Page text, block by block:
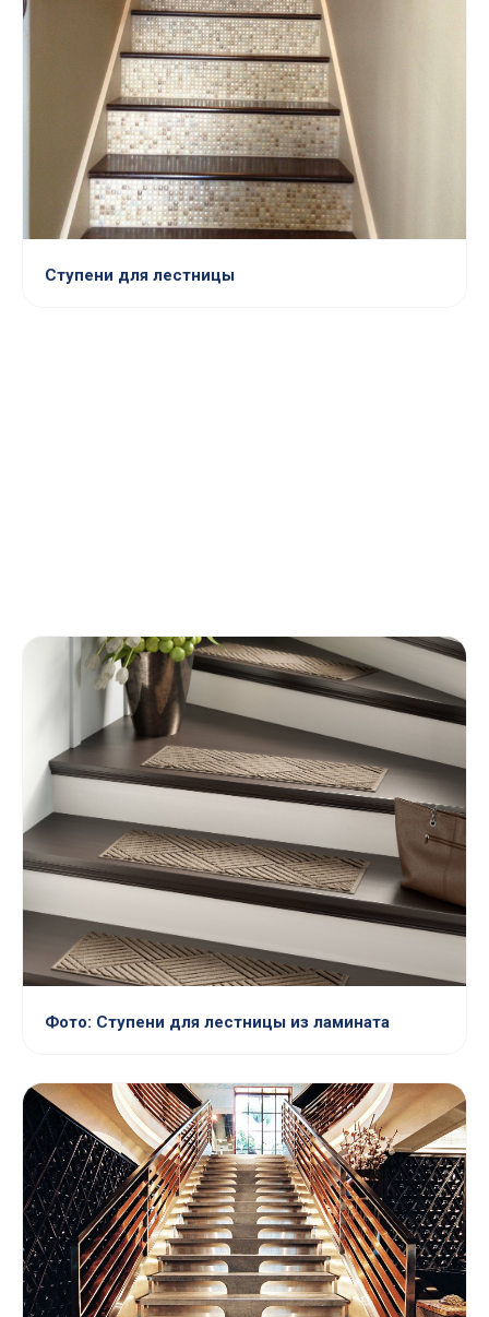
Ступени для лестницы
Фото: Ступени для лестницы из ламината